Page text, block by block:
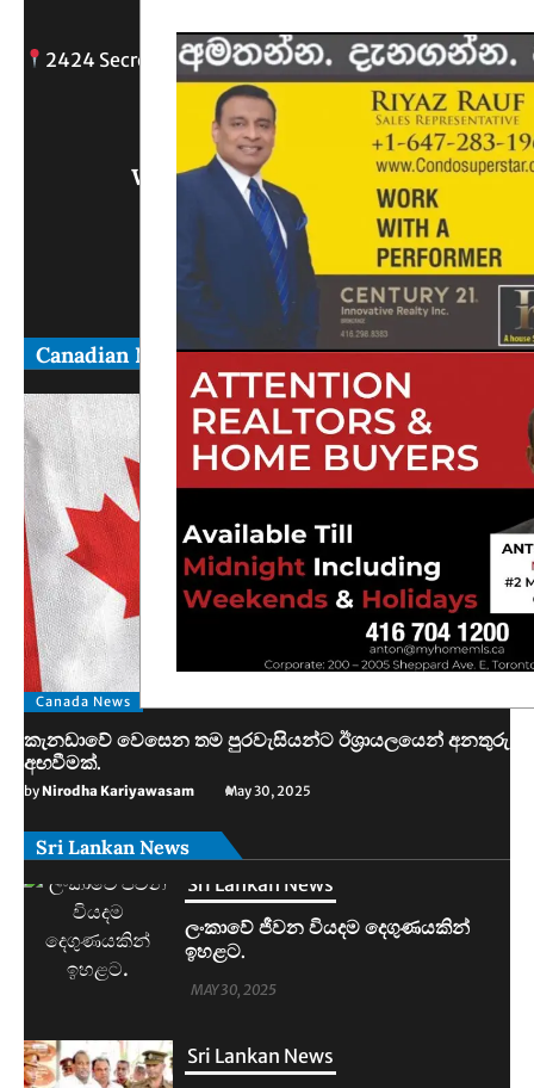
2424 Secreto drive, Oshawa, ON
info@
Write Us What You Think
Canadian News
Canada News
කැනඩාවේ වෙසෙන තම පුරවැසියන්ට ඊශ්‍රායලයෙන් අනතුරු
අඟවීමක්.
byNirodha Kariyawasam May 30, 2025
Sri Lankan News
Sri Lankan News
මහින්දානන්දට 20යි. නලින්ට 25යි.
දෙන්නම හිරේට.